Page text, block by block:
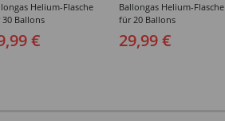
Helium-Flasche
Ballons
€
Ballongas Helium-Flasche
für 20 Ballons
29,99 €